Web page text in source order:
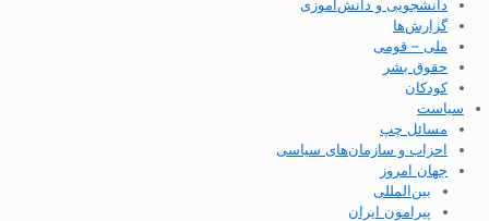
دانشجویی و دانش‌آموزی
گزارش‌ها
ملی – قومی
حقوق بشر
کودکان
سیاست
مسائل چپ
احزاب و سازمان‌های سیاسی
جهان امروز
بین‌المللی
پیرامون ایران